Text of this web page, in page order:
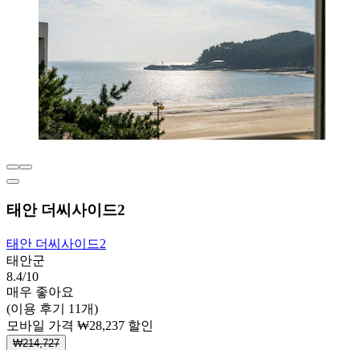
태안 더씨사이드2
태안 더씨사이드2
태안군
8.4/10
매우 좋아요
(이용 후기 11개)
모바일 가격 ₩28,237 할인
₩214,727